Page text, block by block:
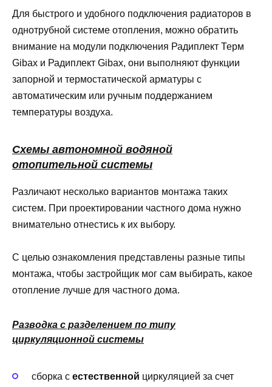
Для быстрого и удобного подключения радиаторов в
однотрубной системе отопления, можно обратить
внимание на модули подключения Радиплект Терм
Gibax и Радиплект Gibax, они выполняют функции
запорной и термостатической арматуры с
автоматическим или ручным поддержанием
температуры воздуха.
Схемы автономной водяной
отопительной системы
Различают несколько вариантов монтажа таких
систем. При проектировании частного дома нужно
внимательно отнестись к их выбору.
С целью ознакомления представлены разные типы
монтажа, чтобы застройщик мог сам выбирать, какое
отопление лучше для частного дома.
Разводка с разделением по типу
циркуляционной системы
сборка с естественной циркуляцией за счет